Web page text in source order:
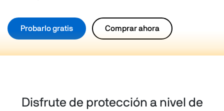
Probarlo gratis Comprar ahora
Disfrute de protección a nivel de